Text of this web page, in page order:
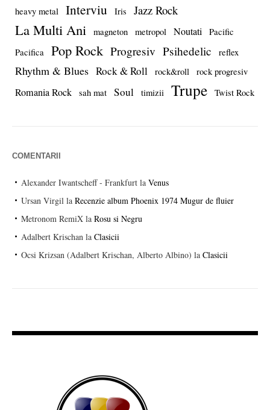
heavy metal Interviu Iris Jazz Rock
La Multi Ani magneton metropol Noutati
Pacific
Pacifica
Pop Rock Progresiv Psihedelic reflex
Rhythm & Blues Rock & Roll rock&roll rock progresiv
Romania Rock sah mat Soul timizii Trupe Twist Rock
COMENTARII
Alexander Iwantscheff - Frankfurt la Venus
Ursan Virgil la Recenzie album Phoenix 1974 Mugur de fluier
Metronom RemiX la Rosu si Negru
Adalbert Krischan la Clasicii
Ocsi Krizsan (Adalbert Krischan, Alberto Albino) la Clasicii